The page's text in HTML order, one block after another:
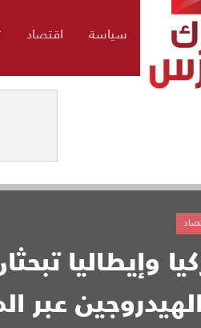
سياسة اقتصاد
وإيطاليا
عبر